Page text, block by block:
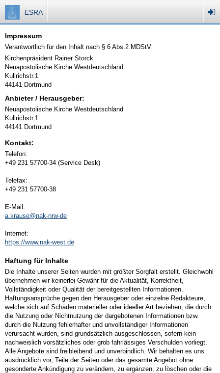
ESRA
Impressum
Verantwortlich für den Inhalt nach § 6 Abs.2 MDStV
Kirchenpräsident Rainer Storck
Neuapostolische Kirche Westdeutschland
Kullrichstr.1
44141 Dortmund
Anbieter / Herausgeber:
Neuapostolische Kirche Westdeutschland
Kullrichstr.1
44141 Dortmund
Kontakt:
Telefon:
+49 231 57700-34 (Service Desk)
Telefax:
+49 231 57700-38
E-Mail:
a.krause@nak-nrw-de
Internet:
https://www.nak-west.de
Haftung für Inhalte
Die Inhalte unserer Seiten wurden mit größter Sorgfalt erstellt. Gleichwohl
übernehmen wir keinerlei Gewähr für die Aktualität, Korrektheit,
Vollständigkeit oder Qualität der bereitgestellten Informationen.
Haftungsansprüche gegen den Herausgeber oder einzelne Redakteure,
welche sich auf Schäden materieller oder ideeller Art beziehen, die durch
die Nutzung oder Nichtnutzung der dargebotenen Informationen bzw.
durch die Nutzung fehlerhafter und unvollständiger Informationen
verursacht wurden, sind grundsätzlich ausgeschlossen, sofern kein
nachweislich vorsätzliches oder grob fahrlässiges Verschulden vorliegt.
Alle Angebote sind freibleibend und unverbindlich. Wir behalten es uns
ausdrücklich vor, Teile der Seiten oder das gesamte Angebot ohne
gesonderte Ankündigung zu verändern, zu ergänzen, zu löschen oder die